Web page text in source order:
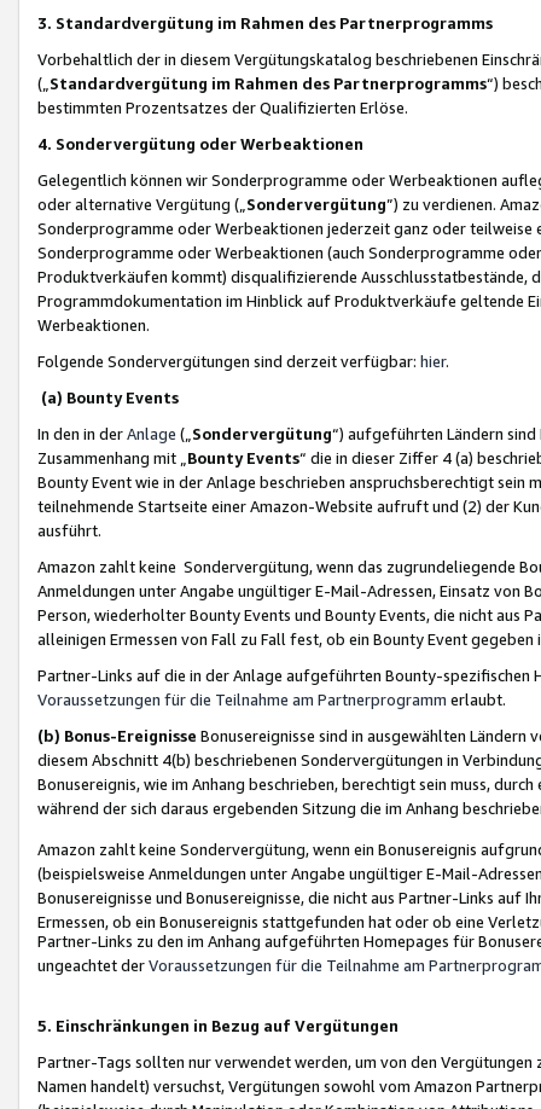
3. Standardvergütung im Rahmen des Partnerprogramms
Vorbehaltlich der in diesem Vergütungskatalog beschriebenen
(„ Standardvergütung im Rahmen des Partnerprogramms“)
bestimmten Prozentsatzes der Qualifizierten Erlöse.
4. Sondervergütung oder Werbeaktionen
Gelegentlich können wir Sonderprogramme oder Werbeaktionen
oder alternative Vergütung („ Sondervergütung”) zu verdienen.
Sonderprogramme oder Werbeaktionen jederzeit ganz oder
Sonderprogramme oder Werbeaktionen (auch Sonderprogramme
Produktverkäufen kommt) disqualifizierende Ausschlusstatbestände,
Programmdokumentation im Hinblick auf Produktverkäufe geltende
Werbeaktionen.
Folgende Sondervergütungen sind derzeit verfügbar: hier.
(a) Bounty Events
In den in derAnlage („ Sondervergütung“) aufgeführten Ländern
Zusammenhang mit „ Bounty Events“ die in dieser Ziffer 4 (a)
Bounty Event wie in der Anlage beschrieben anspruchsberechtigt sein
teilnehmende Startseite einer Amazon-Website aufruft und (2) der
ausführt.
Amazon zahlt keine Sondervergütung, wenn das zugrundeliegende
Anmeldungen unter Angabe ungültiger E-Mail-Adressen, Einsatz von
Person, wiederholter Bounty Events und Bounty Events, die nicht
alleinigen Ermessen von Fall zu Fall fest, ob ein Bounty Event
Partner-Links auf die in der Anlage aufgeführten Bounty-spezifischen
Voraussetzungen für die Teilnahme am Partnerprogramm erlaubt.
(b) Bonus-Ereignisse Bonusereignisse sind in ausgewählten Ländern
diesem Abschnitt 4(b) beschriebenen Sondervergütungen in
Bonusereignis, wie im Anhang beschrieben, berechtigt sein muss,
während der sich daraus ergebenden Sitzung die im Anhang
Amazon zahlt keine Sondervergütung, wenn ein Bonusereignis
(beispielsweise Anmeldungen unter Angabe ungültiger E-Mail-
Bonusereignisse und Bonusereignisse, die nicht aus Partner-Links auf
Ermessen, ob ein Bonusereignis stattgefunden hat oder ob eine
Partner-Links zu den im Anhang aufgeführten Homepages für
ungeachtet derVoraussetzungen für die Teilnahme am
5. Einschränkungen in Bezug auf Vergütungen
Partner-Tags sollten nur verwendet werden, um von den
Namen handelt) versuchst, Vergütungen sowohl vom Amazon